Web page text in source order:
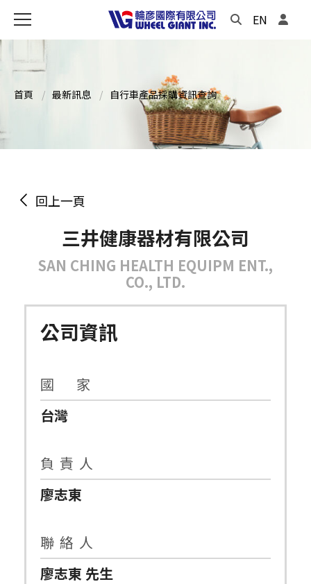
EN
首頁 最新訊息 自行車產品採購資訊查詢
回上一頁
三井健康器材有限公司
SAN CHING HEALTH EQUIPM ENT.,
CO., LTD.
公司資訊
國 家
台灣
負 責 人
廖志東
聯 絡 人
廖志東 先生